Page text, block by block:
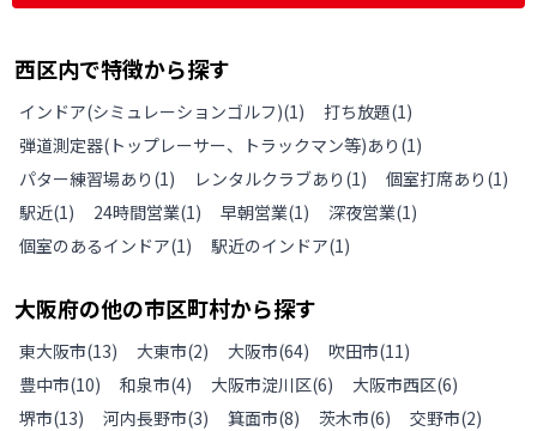
西区内で特徴から探す
インドア(シミュレーションゴルフ)(1) 打ち放題(1)
弾道測定器(トップレーサー、トラックマン等)あり (1)
パター練習場あり (1) レンタルクラブあり (1) 個室打席あり (1)
駅近(1) 24時間営業(1) 早朝営業(1) 深夜営業(1)
個室のあるインドア(1) 駅近のインドア(1)
大阪府の他の市区町村から探す
東大阪市(13) 大東市(2) 大阪市(64) 吹田市(11)
豊中市(10) 和泉市(4) 大阪市淀川区(6) 大阪市西区(6)
堺市(13) 河内長野市(3) 箕面市(8) 茨木市(6) 交野市(2)